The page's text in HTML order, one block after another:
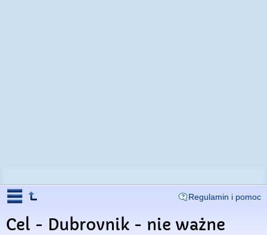
Regulamin i pomoc
Cel - Dubrovnik - nie ważne